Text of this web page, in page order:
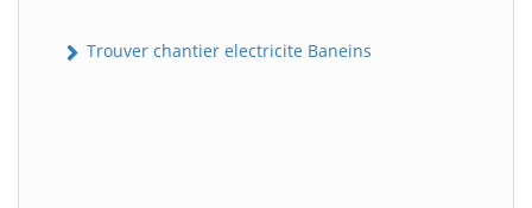
Trouver chantier electricite Baneins